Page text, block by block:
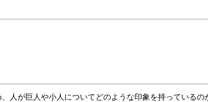
人が巨人や小人についてどのような印象を持っている